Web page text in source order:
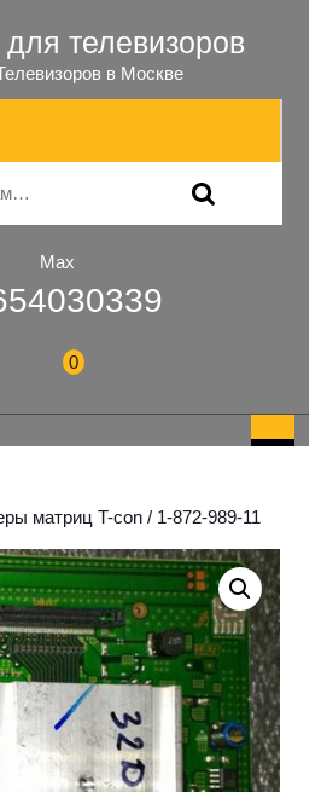
телевизоров
в Москве
Max
0
матриц T-con / 1-872-989-11